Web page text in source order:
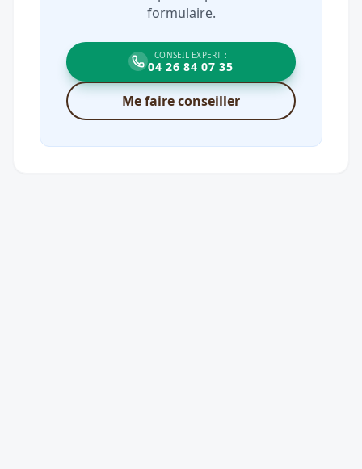
formulaire.
CONSEIL EXPERT :
04 26 84 07 35
Me faire conseiller